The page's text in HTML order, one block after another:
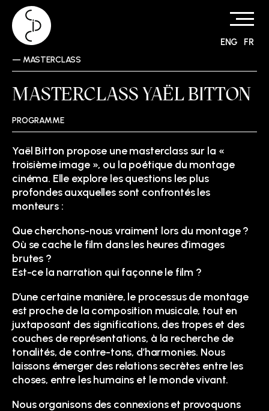
ENG FR
— MASTERCLASS
MASTERCLASS YAËL BITTON
PROGRAMME
Yaël Bitton propose une masterclass sur la «
troisième image », ou la poétique du montage
cinéma. Elle explore les questions les plus
profondes auxquelles sont confrontés les
monteurs :
Que cherchons-nous vraiment lors du montage ?
Où se cache le film dans les heures d’images
brutes ?
Est-ce la narration qui façonne le film ?
D’une certaine manière, le processus de montage
est proche de la composition musicale, tout en
juxtaposant des significations, des tropes et des
couches de représentations, à la recherche de
tonalités, de contre-tons, d’harmonies. Nous
laissons émerger des relations secrètes entre les
choses, entre les humains et le monde vivant.
Nous organisons des connexions et provoquons